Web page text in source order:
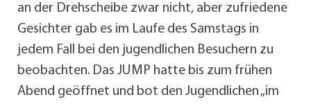
an der Drehscheibe zwar nicht, aber zufriedene
Gesichter gab es im Laufe des Samstags in
jedem Fall bei den jugendlichen Besuchern zu
beobachten. Das JUMP hatte bis zum frühen
Abend geöffnet und bot den Jugendlichen „im